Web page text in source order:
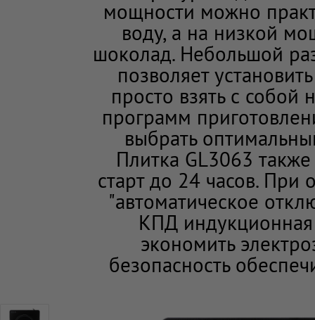
мощности можно
воду, а на низкой
шоколад. Небольшой
позволяет
просто взять с
программ
выбрать
Плитка GL3063
старт до 24 часов. При
"автоматическое
КПД индукционная
экономить
безопасность